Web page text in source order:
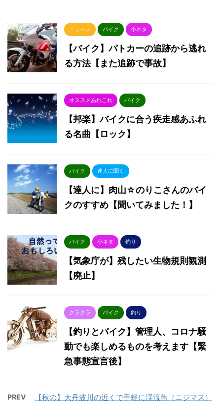
ニュース バイク 小ネタ
【バイク】パトカーの追跡から逃れ
る方法【また追跡で事故】
オススメあれこれ バイク
【邦楽】バイクに合う疾走感あふれ
る名曲【ロック】
バイク 達人に聞く
【達人に】肉山☆のりこさんのバイ
クのすすめ【聞いてみました！】
バイク 小ネタ 釣り
【気象庁が】残したい生物規則観測
【廃止】
クラクラ バイク 釣り
【釣りとバイク】管理人、コロナ騒
動でも楽しめるものを考えます【緊
急事態宣言後】
PREV
【秋の】大丹波川の近くで手軽に渓流魚（ニジマス）